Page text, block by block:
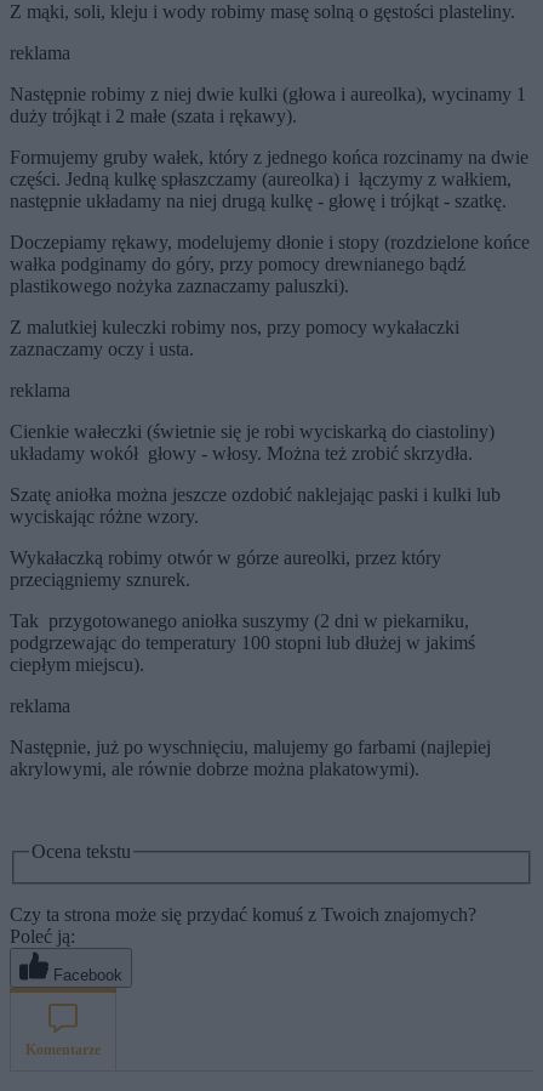
Z mąki, soli, kleju i wody robimy masę solną o gęstości plasteliny.
reklama
Następnie robimy z niej dwie kulki (głowa i aureolka), wycinamy 1
duży trójkąt i 2 małe (szata i rękawy).
Formujemy gruby wałek, który z jednego końca rozcinamy na dwie
części. Jedną kulkę spłaszczamy (aureolka) i łączymy z wałkiem,
następnie układamy na niej drugą kulkę - głowę i trójkąt - szatkę.
Doczepiamy rękawy, modelujemy dłonie i stopy (rozdzielone końce
wałka podginamy do góry, przy pomocy drewnianego bądź
plastikowego nożyka zaznaczamy paluszki).
Z malutkiej kuleczki robimy nos, przy pomocy wykałaczki
zaznaczamy oczy i usta.
reklama
Cienkie wałeczki (świetnie się je robi wyciskarką do ciastoliny)
układamy wokół głowy - włosy. Można też zrobić skrzydła.
Szatę aniołka można jeszcze ozdobić naklejając paski i kulki lub
wyciskając różne wzory.
Wykałaczką robimy otwór w górze aureolki, przez który
przeciągniemy sznurek.
Tak przygotowanego aniołka suszymy (2 dni w piekarniku,
podgrzewając do temperatury 100 stopni lub dłużej w jakimś
ciepłym miejscu).
reklama
Następnie, już po wyschnięciu, malujemy go farbami (najlepiej
akrylowymi, ale równie dobrze można plakatowymi).
Ocena tekstu
Czy ta strona może się przydać komuś z Twoich znajomych?
Poleć ją:
Facebook